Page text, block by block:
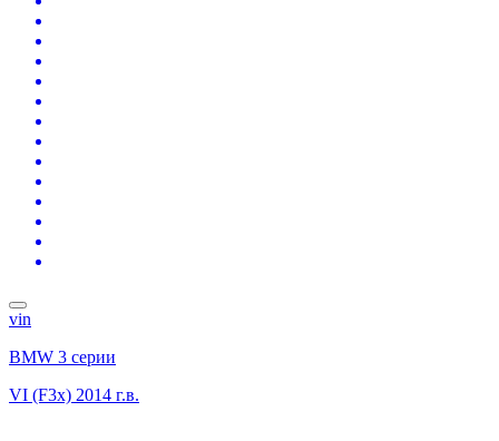
vin
BMW 3 серии
VI (F3x) 2014 г.в.